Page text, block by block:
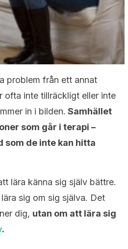
problem från ett annat
ofta inte tillräckligt eller inte
in i bilden. Samhället
som går i terapi –
de inte kan hitta
lära känna sig själv bättre.
sig om sig själva. Det
dig, utan om att lära sig
.